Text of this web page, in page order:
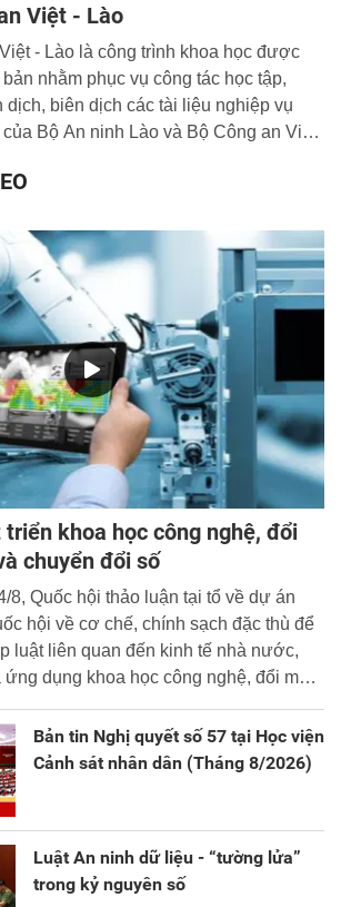
Việt - Lào
- Lào là công trình khoa học được
nhằm phục vụ công tác học tập,
dịch, biên dịch các tài liệu nghiệp vụ
Bộ An ninh Lào và Bộ Công an Việt
nghiệp vụ bằng tiếng Việt và tiếng Lào
bảo an ninh, trật tự.
khoa học công nghệ, đổi
chuyển đổi số
8, Quốc hội thảo luận tại tổ về dự án
hội về cơ chế, chính sạch đặc thù để
luật liên quan đến kinh tế nhà nước,
ứng dụng khoa học công nghệ, đổi mới
Bản tin Nghị quyết số 57 tại Học viện
Cảnh sát nhân dân (Tháng 8/2026)
Luật An ninh dữ liệu - “tường lửa”
trong kỷ nguyên số